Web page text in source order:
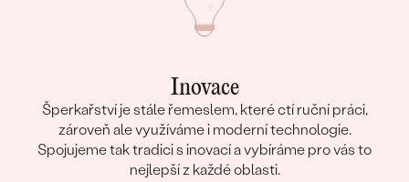
Inovace
Šperkařství je stále řemeslem, které ctí ruční práci,
zároveň ale využíváme i moderní technologie.
Spojujeme tak tradici s inovací a vybíráme pro vás to
nejlepší z každé oblasti.